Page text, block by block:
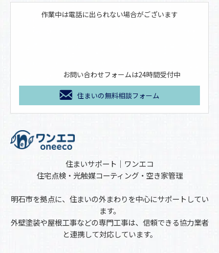
作業中は電話に出られない場合がございます
お問い合わせフォームは24時間受付中
住まいの無料相談フォーム
住まいサポート｜ワンエコ
住宅点検・光触媒コーティング・空き家管理
明石市を拠点に、住まいの外まわりを中心にサポートしてい
ます。
外壁塗装や屋根工事などの専門工事は、信頼できる協力業者
と連携して対応しています。